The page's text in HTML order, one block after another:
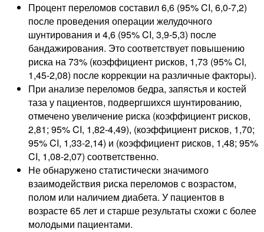
Процент переломов составил 6,6 (95% CI, 6,0-7,2)
после проведения операции желудочного
шунтирования и 4,6 (95% CI, 3,9-5,3) после
бандажирования. Это соответствует повышению
риска на 73% (коэффициент рисков, 1,73 (95% CI,
1,45-2,08) после коррекции на различные факторы).
При анализе переломов бедра, запястья и костей
таза у пациентов, подвергшихся шунтированию,
отмечено увеличение риска (коэффициент рисков,
2,81; 95% CI, 1,82-4,49), (коэффициент рисков, 1,70;
95% CI, 1,33-2,14) и (коэффициент рисков, 1,48; 95%
CI, 1,08-2,07) соответственно.
Не обнаружено статистически значимого
взаимодействия риска переломов с возрастом,
полом или наличием диабета. У пациентов в
возрасте 65 лет и старше результаты схожи с более
молодыми пациентами.